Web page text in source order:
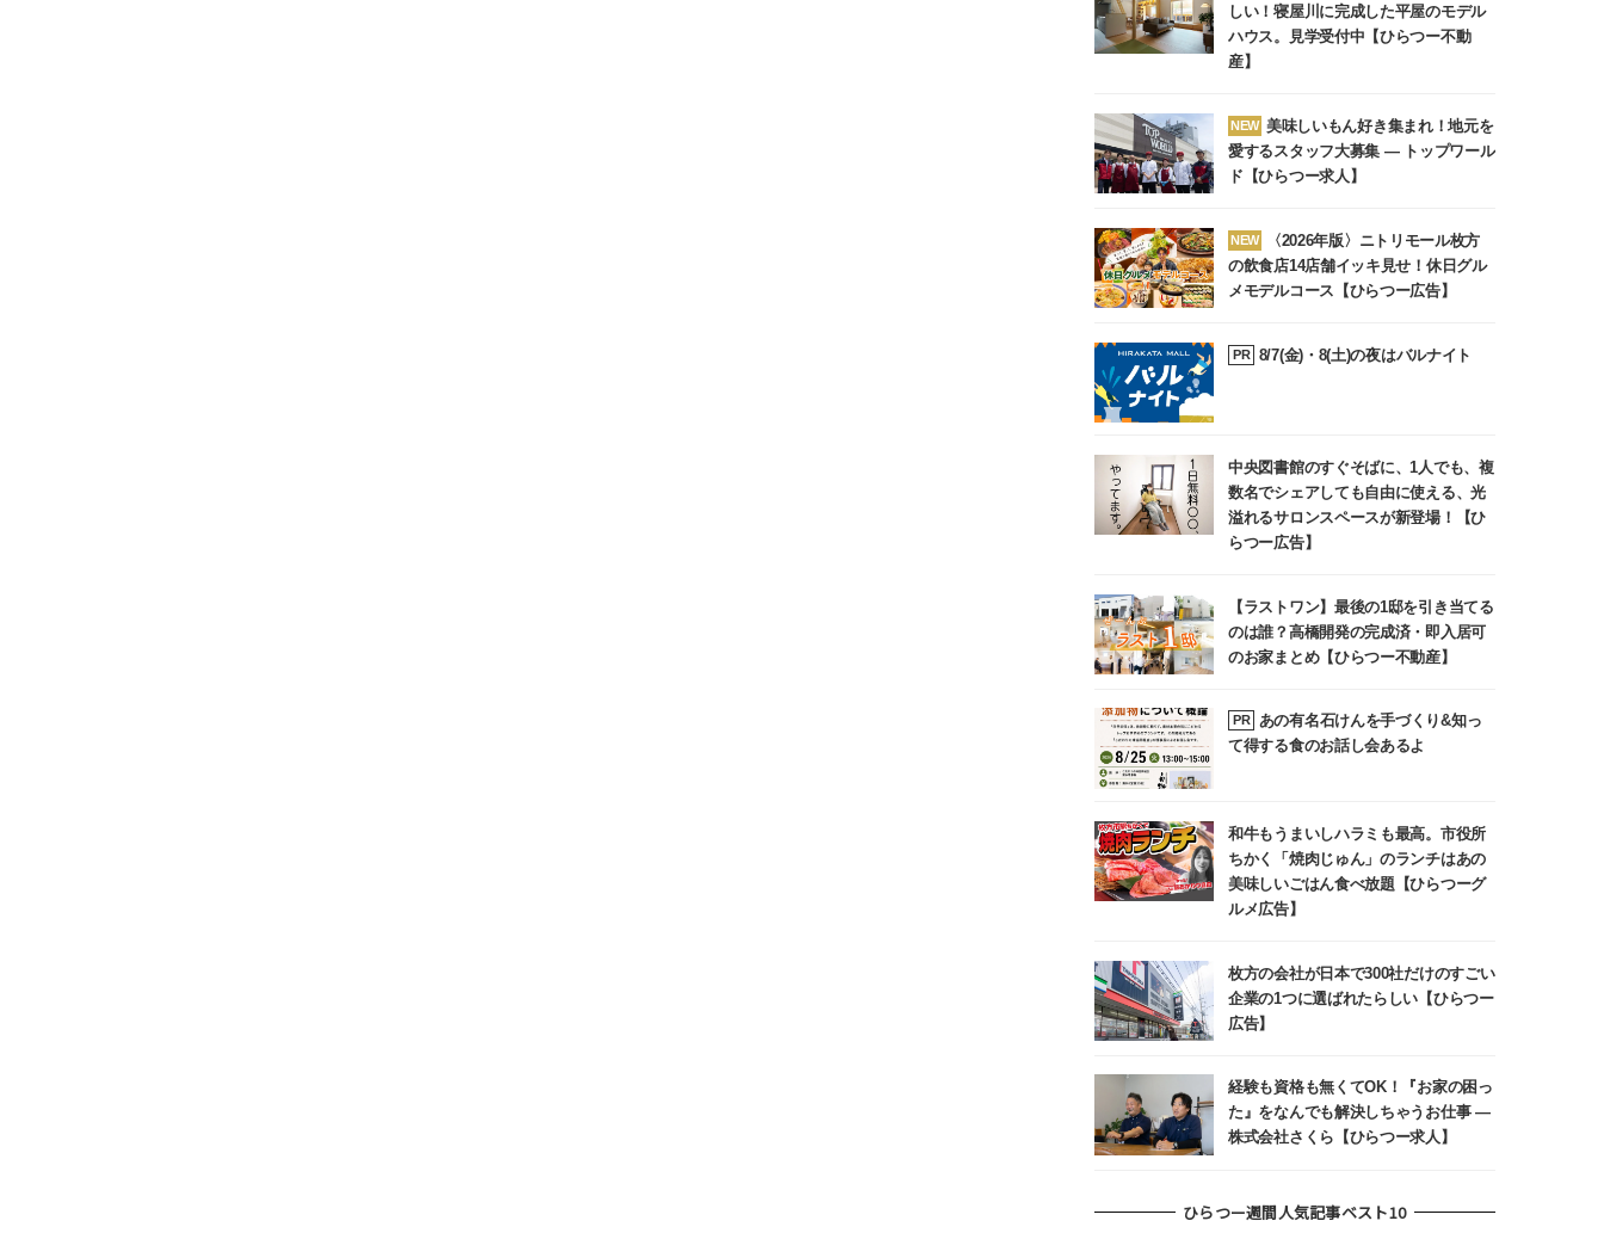
しい！寝屋川に完成した平屋のモデル
ハウス。見学受付中【ひらつー不動
産】
NEW 美味しいもん好き集まれ！地元を
愛するスタッフ大募集 ― トップワール
ド【ひらつー求人】
NEW
〈2026年版〉ニトリモール枚方
の飲食店14店舗イッキ見せ！休日グル
メモデルコース【ひらつー広告】
PR 8/7(金)・8(土)の夜はバルナイト
中央図書館のすぐそばに、1人でも、複
数名でシェアしても自由に使える、光
溢れるサロンスペースが新登場！【ひ
らつー広告】
【ラストワン】最後の1邸を引き当てる
のは誰？高橋開発の完成済・即入居可
のお家まとめ【ひらつー不動産】
PR
あの有名石けんを手づくり&知っ
て得する食のお話し会あるよ
和牛もうまいしハラミも最高。市役所
ちかく「焼肉じゅん」のランチはあの
美味しいごはん食べ放題【ひらつーグ
ルメ広告】
枚方の会社が日本で300社だけのすごい
企業の1つに選ばれたらしい【ひらつー
広告】
経験も資格も無くてOK！『お家の困っ
た』をなんでも解決しちゃうお仕事 ―
株式会社さくら【ひらつー求人】
ひらつー週間人気記事ベスト10